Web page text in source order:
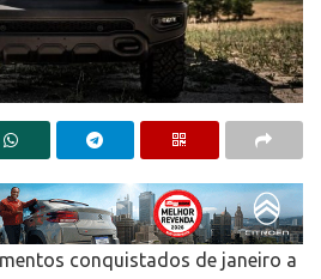
conquistados de janeiro a